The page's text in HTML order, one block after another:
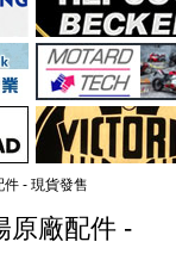
件 - 現貨發售
原廠配件 -